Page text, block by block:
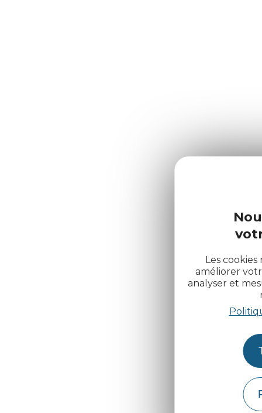
Les
améliorer
analyser et